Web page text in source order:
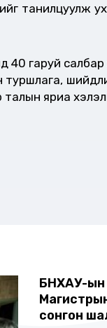
танилцуулж
40 гаруй
яриа
БНХАУ-ын
сонгон